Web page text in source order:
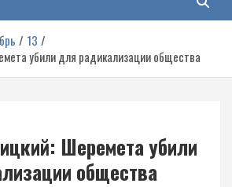
13
убили для радикализации общества
Шеремета убили
общества